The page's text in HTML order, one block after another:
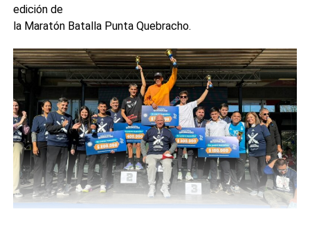
edición de
la Maratón Batalla Punta Quebracho.